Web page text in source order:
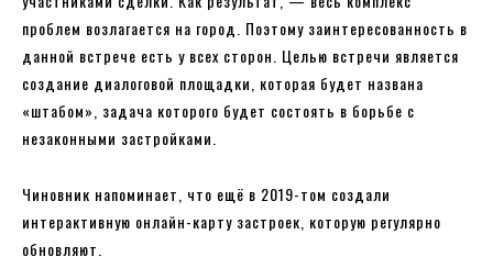
проблем возлагается на город. Поэтому заинтересованность в
данной встрече есть у всех сторон. Целью встречи является
создание диалоговой площадки, которая будет названа
«штабом», задача которого будет состоять в борьбе с
незаконными застройками.
Чиновник напоминает, что ещё в 2019-том создали
интерактивную онлайн-карту застроек, которую регулярно
обновляют.